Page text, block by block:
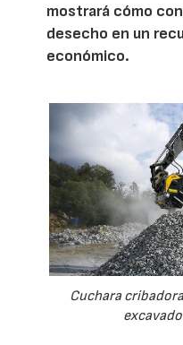
mostrará cómo
desecho en un
económico.
Cuchara